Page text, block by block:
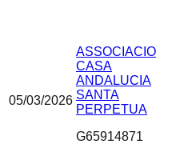
05/03/2026
ASSOCIACIO
CASA
ANDALUCIA
SANTA
PERPETUA
G65914871